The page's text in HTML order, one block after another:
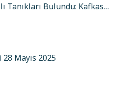
Tanıkları Bulundu: Kafkas…
Mayıs 2025